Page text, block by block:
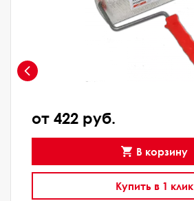
от 422 руб.
В корзину
Купить в 1 клик